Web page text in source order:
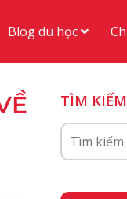
Blog du học
TÌM KIẾM